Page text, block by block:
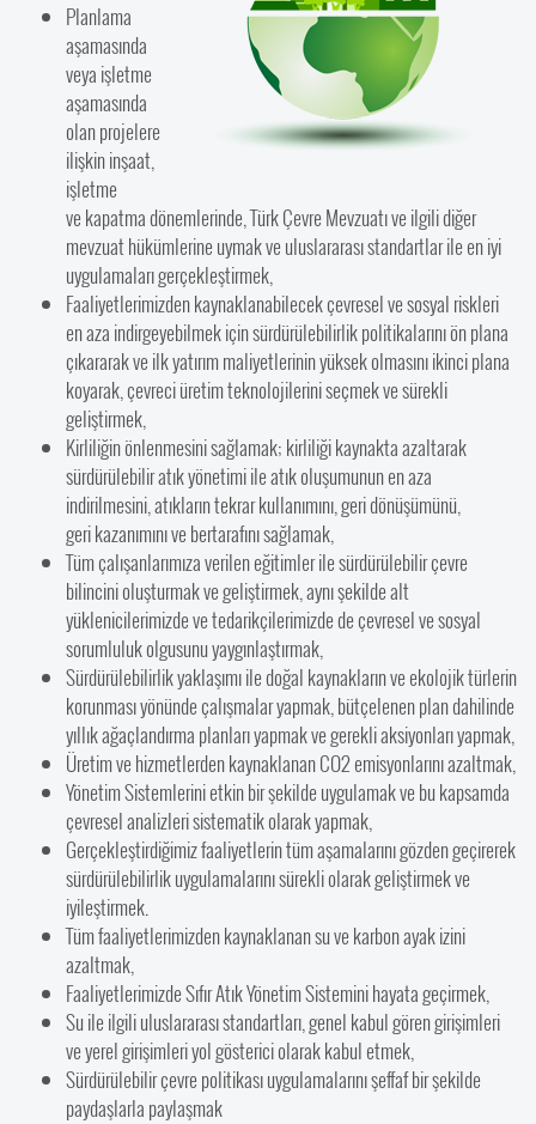
Planlama
aşamasında
veya işletme
aşamasında
olan projelere
ilişkin inşaat,
işletme
ve kapatma dönemlerinde, Türk Çevre Mevzuatı ve ilgili diğer
mevzuat hükümlerine uymak ve uluslararası standartlar ile en iyi
uygulamaları gerçekleştirmek,
Faaliyetlerimizden kaynaklanabilecek çevresel ve sosyal riskleri
en aza indirgeyebilmek için sürdürülebilirlik politikalarını ön plana
çıkararak ve ilk yatırım maliyetlerinin yüksek olmasını ikinci plana
koyarak, çevreci üretim teknolojilerini seçmek ve sürekli
geliştirmek,
Kirliliğin önlenmesini sağlamak; kirliliği kaynakta azaltarak
sürdürülebilir atık yönetimi ile atık oluşumunun en aza
indirilmesini, atıkların tekrar kullanımını, geri dönüşümünü,
geri kazanımını ve bertarafını sağlamak,
Tüm çalışanlarımıza verilen eğitimler ile sürdürülebilir çevre
bilincini oluşturmak ve geliştirmek, aynı şekilde alt
yüklenicilerimizde ve tedarikçilerimizde de çevresel ve sosyal
sorumluluk olgusunu yaygınlaştırmak,
Sürdürülebilirlik yaklaşımı ile doğal kaynakların ve ekolojik türlerin
korunması yönünde çalışmalar yapmak, bütçelenen plan dahilinde
yıllık ağaçlandırma planları yapmak ve gerekli aksiyonları yapmak,
Üretim ve hizmetlerden kaynaklanan CO2 emisyonlarını azaltmak,
Yönetim Sistemlerini etkin bir şekilde uygulamak ve bu kapsamda
çevresel analizleri sistematik olarak yapmak,
Gerçekleştirdiğimiz faaliyetlerin tüm aşamalarını gözden geçirerek
sürdürülebilirlik uygulamalarını sürekli olarak geliştirmek ve
iyileştirmek.
Tüm faaliyetlerimizden kaynaklanan su ve karbon ayak izini
azaltmak,
Faaliyetlerimizde Sıfır Atık Yönetim Sistemini hayata geçirmek,
Su ile ilgili uluslararası standartları, genel kabul gören girişimleri
ve yerel girişimleri yol gösterici olarak kabul etmek,
Sürdürülebilir çevre politikası uygulamalarını şeffaf bir şekilde
paydaşlarla paylaşmak